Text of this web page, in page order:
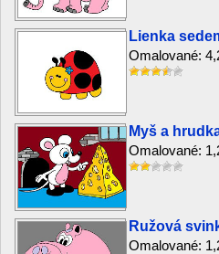
Lienka
Omalované:
Myš a
Omalované:
Ružová
Omalované: